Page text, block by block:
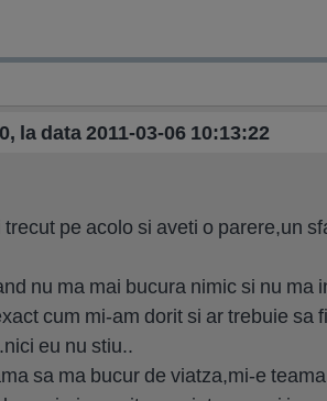
la data 2011-03-06 10:13:22
pe acolo si aveti o parere,un
nu ma mai bucura nimic si nu
cum mi-am dorit si ar trebuie
eu nu stiu..
sa ma bucur de viatza,mi-e